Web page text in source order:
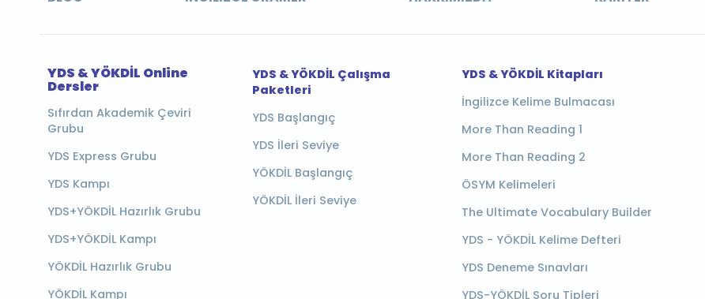
YDS & YÖKDİL Online
Dersler
Sıfırdan Akademik Çeviri
Grubu
YDS Express Grubu
YDS Kampı
YDS+YÖKDİL Hazırlık Grubu
YDS+YÖKDİL Kampı
YÖKDİL Hazırlık Grubu
YÖKDİL Kampı
YDS & YÖKDİL Çalışma
Paketleri
YDS Başlangıç
YDS İleri Seviye
YÖKDİL Başlangıç
YÖKDİL İleri Seviye
YDS & YÖKDİL Kitapları
İngilizce Kelime Bulmacası
More Than Reading 1
More Than Reading 2
ÖSYM Kelimeleri
The Ultimate Vocabulary Builder
YDS - YÖKDİL Kelime Defteri
YDS Deneme Sınavları
YDS-YÖKDİL Soru Tipleri